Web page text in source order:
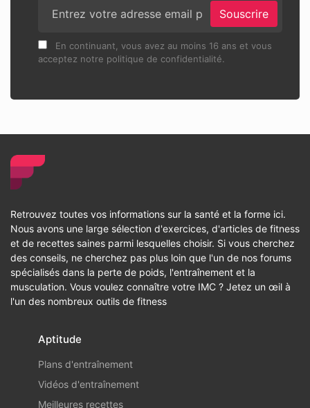
Souscrire
En continuant, vous avez au moins 16 ans et vous
acceptez notre politique de confidentialité.
Retrouvez toutes vos informations sur la santé et la forme ici.
Nous avons une large sélection d'exercices, d'articles de fitness
et de recettes saines parmi lesquelles choisir. Si vous cherchez
des conseils, ne cherchez pas plus loin que l'un de nos forums
spécialisés dans la perte de poids, l'entraînement et la
musculation. Vous voulez connaître votre IMC ? Jetez un œil à
l'un des nombreux outils de fitness
Aptitude
Plans d'entraînement
Vidéos d'entraînement
Meilleures recettes